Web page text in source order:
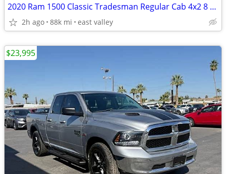
2020 Ram 1500 Classic Tradesman Regular Cab 4x2 8 Box
2h ago 88k mi east valley
$23,995